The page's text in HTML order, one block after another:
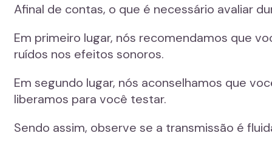
Afinal de contas, o que é necessário avaliar
Em primeiro lugar, nós recomendamos que
ruídos nos efeitos sonoros.
Em segundo lugar, nós aconselhamos que
liberamos para você testar.
Sendo assim, observe se a transmissão é